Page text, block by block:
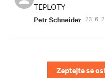
TEPLOTY
Petr Schneider 23. 6.
Zeptejte se